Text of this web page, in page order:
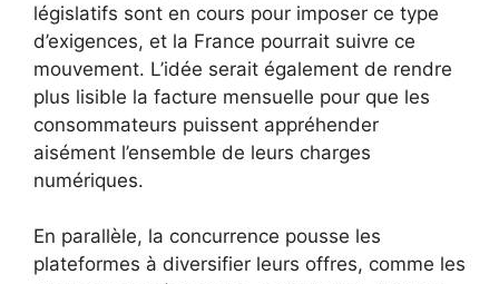
législatifs sont en cours pour imposer ce type
d’exigences, et la France pourrait suivre ce
mouvement. L’idée serait également de rendre
plus lisible la facture mensuelle pour que les
consommateurs puissent appréhender
aisément l’ensemble de leurs charges
numériques.
En parallèle, la concurrence pousse les
plateformes à diversifier leurs offres, comme les